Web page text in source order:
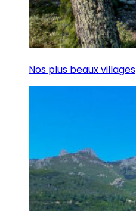
Nos plus beaux villages